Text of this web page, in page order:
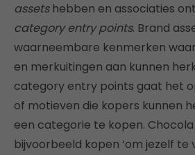
assetshebben en associaties
category entry points. Brand
waarneembare kenmerken
en merkuitingen aan kunnen
category entry points gaat het
of motieven die kopers kunnen
een categorie te kopen. Chocola
bijvoorbeeld kopen ‘om jezelf te